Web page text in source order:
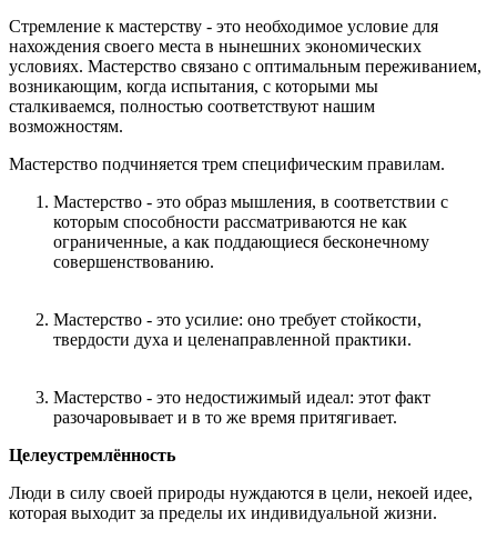
Стремление к мастерству - это необходимое условие для
нахождения своего места в нынешних экономических
условиях. Мастерство связано с оптимальным переживанием,
возникающим, когда испытания, с которыми мы
сталкиваемся, полностью соответствуют нашим
возможностям.
Мастерство подчиняется трем специфическим правилам.
Мастерство - это образ мышления, в соответствии с
которым способности рассматриваются не как
ограниченные, а как поддающиеся бесконечному
совершенствованию.
Мастерство - это усилие: оно требует стойкости,
твердости духа и целенаправленной практики.
Мастерство - это недостижимый идеал: этот факт
разочаровывает и в то же время притягивает.
Целеустремлённость
Люди в силу своей природы нуждаются в цели, некоей идее,
которая выходит за пределы их индивидуальной жизни.